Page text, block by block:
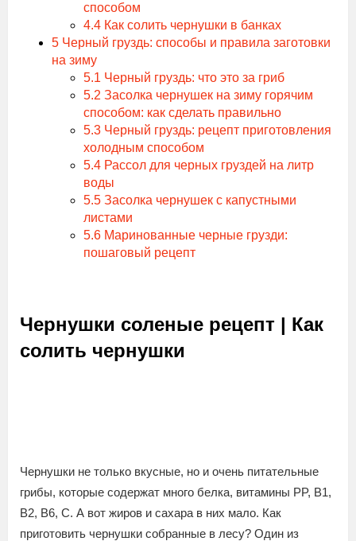
способом
4.4 Как солить чернушки в банках
5 Черный груздь: способы и правила заготовки
на зиму
5.1 Черный груздь: что это за гриб
5.2 Засолка чернушек на зиму горячим
способом: как сделать правильно
5.3 Черный груздь: рецепт приготовления
холодным способом
5.4 Рассол для черных груздей на литр
воды
5.5 Засолка чернушек с капустными
листами
5.6 Маринованные черные грузди:
пошаговый рецепт
Чернушки соленые рецепт | Как
солить чернушки
Чернушки не только вкусные, но и очень питательные
грибы, которые содержат много белка, витамины PP, B1,
B2, B6, C. А вот жиров и сахара в них мало. Как
приготовить чернушки собранные в лесу? Один из